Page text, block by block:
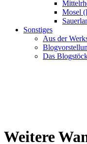
Mosel
Sonstiges
Aus der
Das
Weitere